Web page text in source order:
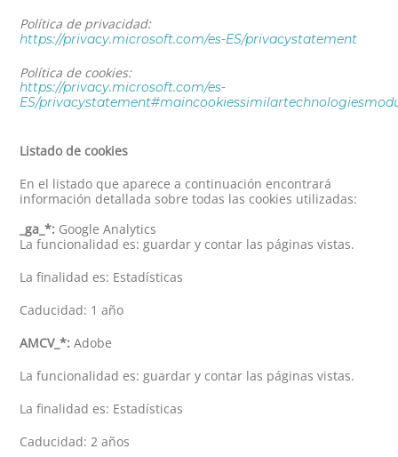
Política de privacidad:
https://privacy.microsoft.com/es-ES/privacystatement
Política de cookies:
https://privacy.microsoft.com/es-
ES/
Listado de cookies
En el listado que aparece a continuación encontrará
información detallada sobre todas las cookies utilizadas:
_ga_*: Google Analytics
La funcionalidad es: guardar y contar las páginas vistas.
La finalidad es: Estadísticas
Caducidad: 1 año
AMCV_*:Adobe
La funcionalidad es: guardar y contar las páginas vistas.
La finalidad es: Estadísticas
Caducidad: 2 años